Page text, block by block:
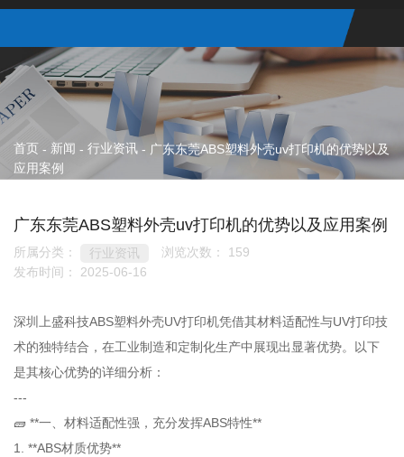
首页 - 新闻 - 行业资讯 - 广东东莞ABS塑料外壳uv打印机的优势以及
应用案例
广东东莞ABS塑料外壳uv打印机的优势以及应用案例
所属分类： 行业资讯 浏览次数： 159
发布时间： 2025-06-16
深圳上盛科技ABS塑料外壳UV打印机凭借其材料适配性与UV打印技
术的独特结合，在工业制造和定制化生产中展现出显著优势。以下
是其核心优势的详细分析：
---
🧱 **一、材料适配性强，充分发挥ABS特性**
1. **ABS材质优势**